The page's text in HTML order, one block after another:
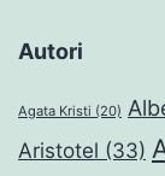
Autori
Agata Kristi (20)
Aristotel (33)